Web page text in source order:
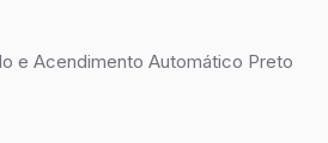
e Acendimento Automático Preto